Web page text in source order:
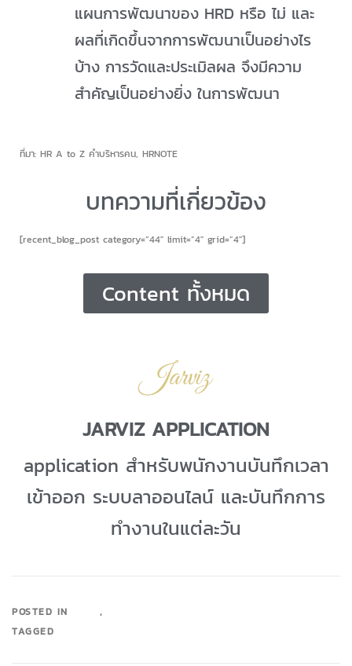
แผนการพัฒนาของ HRD หรือ ไม่ และ
ผลที่เกิดขึ้นจากการพัฒนาเป็นอย่างไร
บ้าง การวัดและประเมิลผล จึงมีความ
สำคัญเป็นอย่างยิ่ง ในการพัฒนา
ที่มา: HR A to Z คำบริหารคน, HRNOTE
บทความที่เกี่ยวข้อง
[recent_blog_post category=”44″ limit=”4″ grid=”4″]
Content ทั้งหมด
JARVIZ APPLICATION
application สำหรับพนักงานบันทึกเวลา
เข้าออก ระบบลาออนไลน์ และบันทึกการ
ทำงานในแต่ละวัน
POSTED IN ,
TAGGED